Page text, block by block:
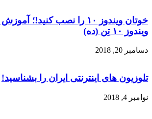
خوتان ویندوز ۱۰ را نصب
ویندوز ۱۰ تِن (ده)
دسامبر 20, 2018
تلوزیون های اینترنتی ایران را بشناسید!
نوامبر 4, 2018